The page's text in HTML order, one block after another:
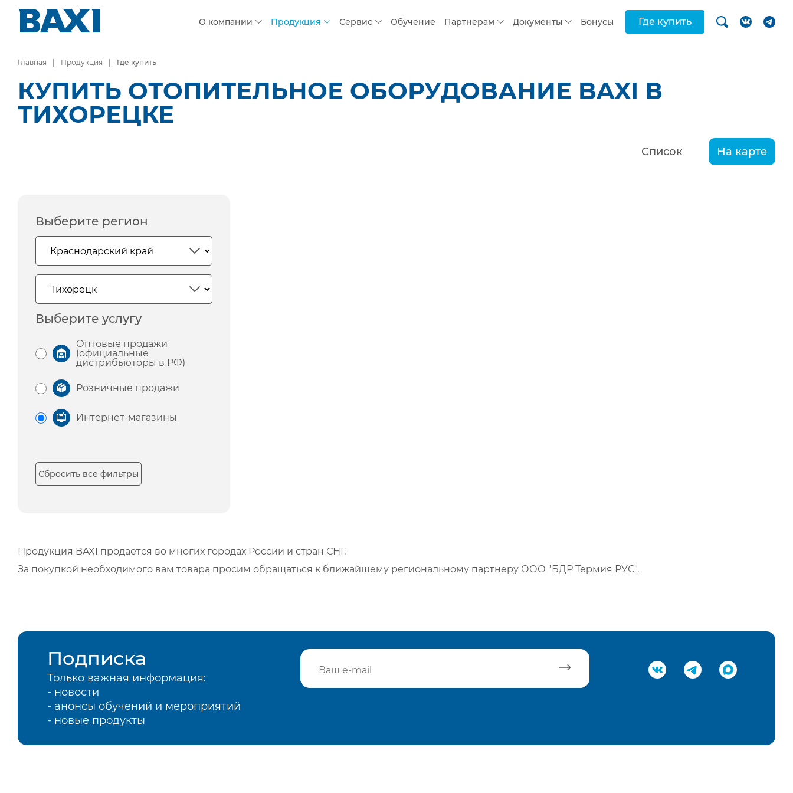
О компании Продукция Сервис Обучение Партнерам Документы Бонусы Где купить
Главная Продукция Где купить
КУПИТЬ ОТОПИТЕЛЬНОЕ ОБОРУДОВАНИЕ BAXI В
ТИХОРЕЦКЕ
Список На карте
Выберите регион
Выберите услугу
Оптовые продажи
(официальные
дистрибьюторы в РФ)
Розничные продажи
Интернет-магазины
Сбросить все фильтры
Продукция BAXI продается во многих городах России и стран СНГ.
За покупкой необходимого вам товара просим обращаться к ближайшему региональному партнеру ООО "БДР Термия РУС".
Подписка
Только важная информация:
- новости
- анонсы обучений и мероприятий
- новые продукты